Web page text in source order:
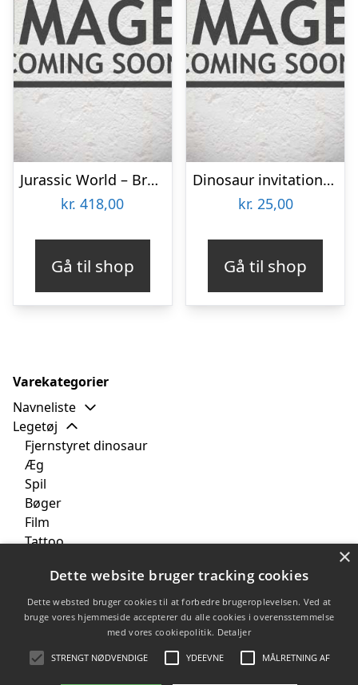
Jurassic World – Brølende T.Rex (GJT60)
kr. 418,00
Gå til shop
Dinosaur invitationer, 6 stk
kr. 25,00
Gå til shop
Varekategorier
Navneliste
Legetøj
Fjernstyret dinosaur
Æg
Spil
Bøger
Film
Tattoo
Perleplader
Tekstil
Børneværelset
Tilbud
×
Dette website bruger tracking cookies
Dette websted bruger cookies til at forbedre brugeroplevelsen. Ved at
bruge vores hjemmeside accepterer du alle cookies i overensstemmelse
med vores cookiepolitik. Detaljer
STRENGT NØDVENDIGE YDEEVNE MÅLRETNING AF